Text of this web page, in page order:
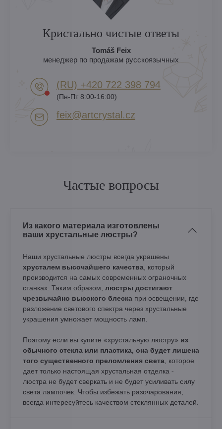
Кристально чистые ответы
Tomáš Feix
менеджер по продажам русскоязычных
(RU) +420 722 398 794​
(Пн-Пт 8:00-16:00)
feix​@artcrystal​.cz
Частые вопросы
Из какого материала изготовлены
ваши хрустальные люстры?
Наши хрустальные люстры всегда украшены
хрусталем высочайшего качества , который
производится на самых современных ограночных
станках. Таким образом, люстры достигают
чрезвычайно высокого блеска при освещении, где
разложение светового спектра через хрустальные
украшения умножает мощность ламп.
Поэтому если вы купите «хрустальную люстру» из
обычного стекла или пластика, она будет лишена
того существенного преломления света , которое
дает только настоящая хрустальная отделка -
люстра не будет сверкать и не будет усиливать силу
света лампочек. Чтобы избежать разочарования,
всегда интересуйтесь качеством стеклянных деталей.